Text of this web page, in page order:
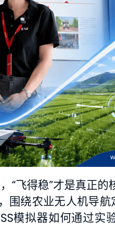
“飞得稳”才是真正的
围绕农业无人机导航
模拟器如何通过实